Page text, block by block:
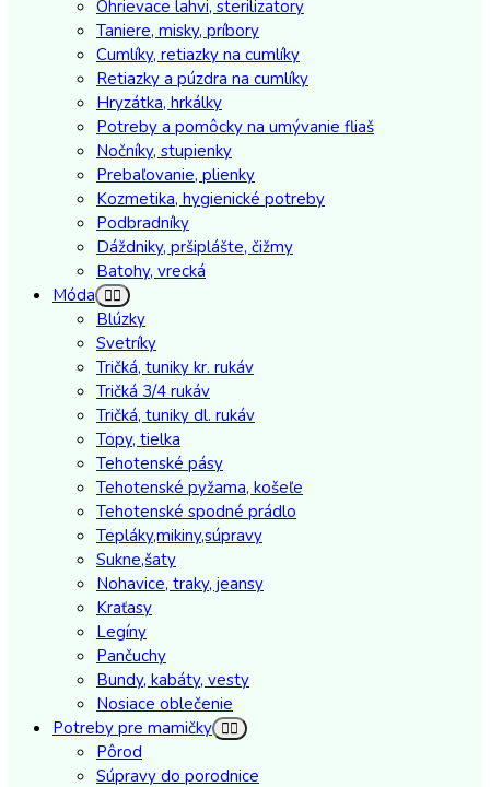
Ohrievace lahvi, sterilizatory
Taniere, misky, príbory
Cumlíky, retiazky na cumlíky
Retiazky a púzdra na cumlíky
Hryzátka, hrkálky
Potreby a pomôcky na umývanie fliaš
Nočníky, stupienky
Prebaľovanie, plienky
Kozmetika, hygienické potreby
Podbradníky
Dáždniky, pršiplášte, čižmy
Batohy, vrecká
Móda
Blúzky
Svetríky
Tričká, tuniky kr. rukáv
Tričká 3/4 rukáv
Tričká, tuniky dl. rukáv
Topy, tielka
Tehotenské pásy
Tehotenské pyžama, košeľe
Tehotenské spodné prádlo
Tepláky,mikiny,súpravy
Sukne,šaty
Nohavice, traky, jeansy
Kraťasy
Legíny
Pančuchy
Bundy, kabáty, vesty
Nosiace oblečenie
Potreby pre mamičky
Pôrod
Súpravy do porodnice